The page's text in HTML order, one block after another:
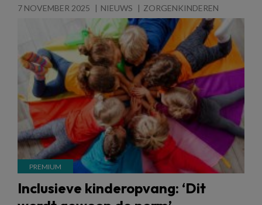
7 NOVEMBER 2025 NIEUWS ZORGENKINDEREN
Inclusieve kinderopvang: ‘Dit